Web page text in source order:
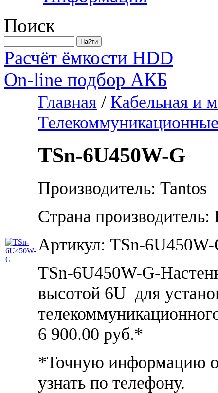
Поиск
Расчёт ёмкости HDD
On-line подбор АКБ
Главная / Кабельная и
TSn-6U450W-G
Производитель: Tantos
Страна производитель:
Артикул: TSn-6U450W-
TSn-6U450W-G-
высотой 6U для
6 900.00 руб.*
*Точную информацию
узнать по телефону.